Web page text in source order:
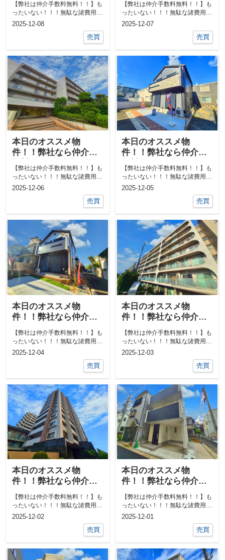
なる物件あればご相談
ください！！
【弊社は仲介手数料無料！！】も
ったいない！！！無駄な諸費用一
切なし！！①ネットで気になる物
2025-12-08
売買
なる物件あればご相談
ください！！
【弊社は仲介手数料無料！！】も
ったいない！！！無駄な諸費用一
切なし！！①ネットで気になる物
2025-12-07
売買
本日のオススメ物
件！！弊社なら仲介手
数料0円！！他にも気に
なる物件あればご相談
ください！！
【弊社は仲介手数料無料！！】も
ったいない！！！無駄な諸費用一
切なし！！①ネットで気になる物
2025-12-06
売買
本日のオススメ物
件！！弊社なら仲介手
数料0円！！他にも気に
なる物件あればご相談
ください！！
【弊社は仲介手数料無料！！】も
ったいない！！！無駄な諸費用一
切なし！！①ネットで気になる物
2025-12-05
売買
本日のオススメ物
件！！弊社なら仲介手
なる物件あればご相談
ください！！
【弊社は仲介手数料無料！！】も
ったいない！！！無駄な諸費用一
切なし！！①ネットで気になる物
2025-12-04
売買
本日のオススメ物
件！！弊社なら仲介手
なる物件あればご相談
ください！！
【弊社は仲介手数料無料！！】も
ったいない！！！無駄な諸費用一
切なし！！①ネットで気になる物
2025-12-03
売買
本日のオススメ物
件！！弊社なら仲介手
数料0円！！他にも気に
なる物件あればご相談
ください！！
【弊社は仲介手数料無料！！】も
ったいない！！！無駄な諸費用一
切なし！！①ネットで気になる物
2025-12-02
売買
本日のオススメ物
件！！弊社なら仲介手
数料0円！！他にも気に
なる物件あればご相談
ください！！
【弊社は仲介手数料無料！！】も
ったいない！！！無駄な諸費用一
切なし！！①ネットで気になる物
2025-12-01
売買